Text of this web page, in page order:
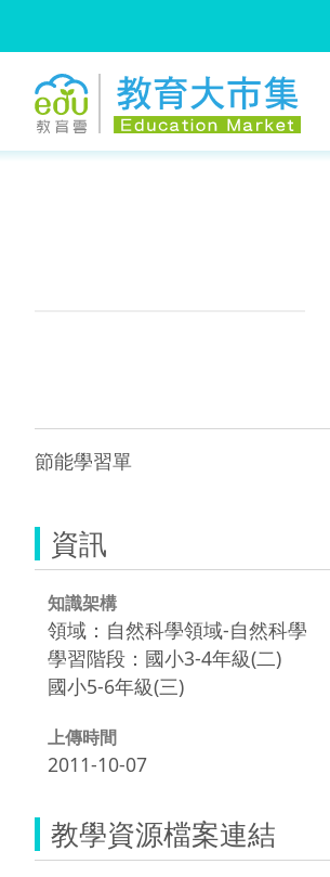
節能學習單
資訊
知識架構
領域：自然科學領域-自然科學
學習階段：國小3-4年級(二)
國小5-6年級(三)
上傳時間
2011-10-07
教學資源檔案連結